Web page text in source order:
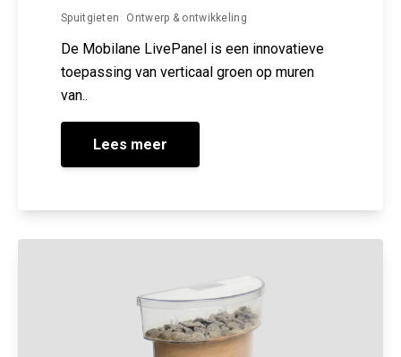
Spuitgieten Ontwerp & ontwikkeling
De Mobilane LivePanel is een innovatieve
toepassing van verticaal groen op muren
van..
Lees meer